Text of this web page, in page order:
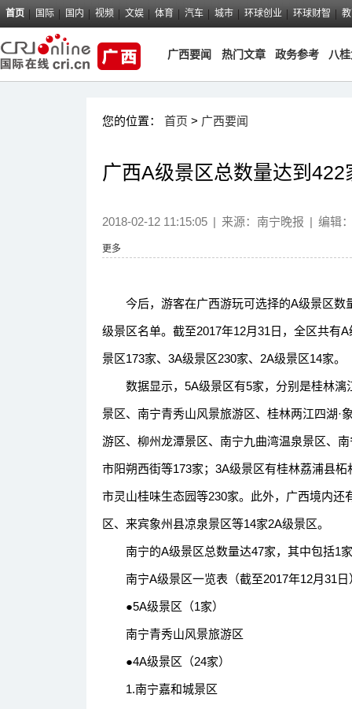
首页 国际 国内 视频 文娱 体育 汽车 城市 环球创业 环球财智
广西要闻 热门文章 政务参考 八
您的位置： 首页 > 广西要闻
广西A级景区总数量达到
2018-02-12 11:15:05 | 来源： 南宁晚报 | 编辑
更多
今后，游客在广西游玩可选择的A级景区数
级景区名单。截至2017年12月31日，全区共有
景区173家、3A级景区230家、2A级景区14家。
数据显示，5A级景区有5家，分别是桂林漓
景区、南宁青秀山风景旅游区、桂林两江四湖·
游区、柳州龙潭景区、南宁九曲湾温泉景区、
市阳朔西街等173家；3A级景区有桂林荔浦县
市灵山桂味生态园等230家。此外，广西境内
区、来宾象州县凉泉景区等14家2A级景区。
南宁的A级景区总数量达47家，其中包括1家
南宁A级景区一览表（截至2017年12月31日
●5A级景区（1家）
南宁青秀山风景旅游区
●4A级景区（24家）
1.南宁嘉和城景区